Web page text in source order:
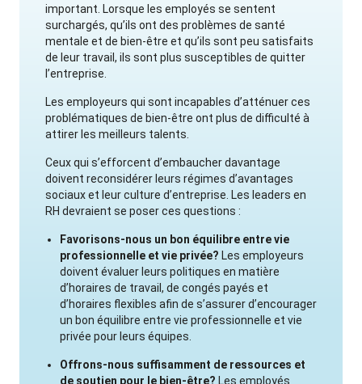
important. Lorsque les employés se sentent
surchargés, qu’ils ont des problèmes de santé
mentale et de bien-être et qu’ils sont peu satisfaits
de leur travail, ils sont plus susceptibles de quitter
l’entreprise.
Les employeurs qui sont incapables d’atténuer ces
problématiques de bien-être ont plus de difficulté à
attirer les meilleurs talents.
Ceux qui s’efforcent d’embaucher davantage
doivent reconsidérer leurs régimes d’avantages
sociaux et leur culture d’entreprise. Les leaders en
RH devraient se poser ces questions :
Favorisons-nous un bon équilibre entre vie
professionnelle et vie privée? Les employeurs
doivent évaluer leurs politiques en matière
d’horaires de travail, de congés payés et
d’horaires flexibles afin de s’assurer d’encourager
un bon équilibre entre vie professionnelle et vie
privée pour leurs équipes.
Offrons-nous suffisamment de ressources et
de soutien pour le bien-être? Les employés